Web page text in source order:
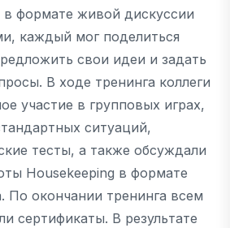
в формате живой дискуссии
каждый мог поделиться
свои идеи и задать
В ходе тренинга коллеги
участие в групповых играх,
ситуаций,
тесты, а также обсуждали
Housekeeping в формате
По окончании тренинга всем
сертификаты. В результате